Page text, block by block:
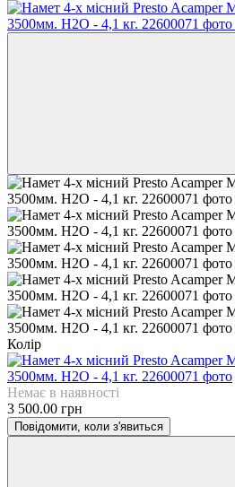
Колір
Немає в наявності
3 500.00 грн
Повідомити, коли з'явиться